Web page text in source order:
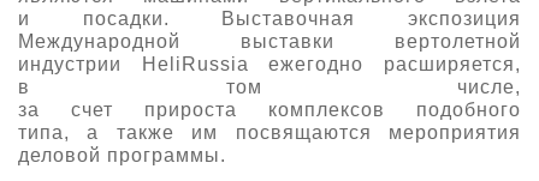
О выставке
Партнеры выставки
Крокус Экспо
Для участников
и посадки. Выставочная экспозиция
Международной выставки вертолетной
индустрии
HeliRussia ежегодно расширяется,
в том числе,
за счет прироста комплексов
подобного
типа,а также им посвящаются мероприятия
деловой программы.